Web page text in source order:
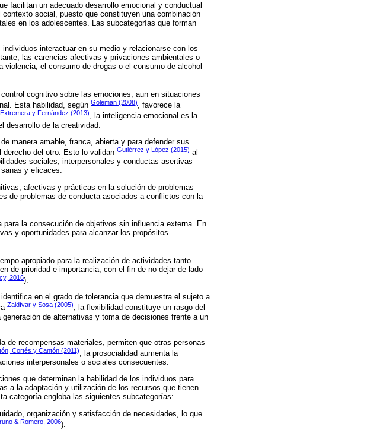
facilitan un adecuado desarrollo emocional y conductual
social, puesto que constituyen una combinación
en los adolescentes. Las subcategorías que forman
interactuar en su medio y relacionarse con los
las carencias afectivas y privaciones ambientales o
el consumo de drogas o el consumo de alcohol
cognitivo sobre las emociones, aun en situaciones
Esta habilidad, según Goleman (2008), favorece la
Extremera y Fernández (2013), la inteligencia emocional es la
desarrollo de la creatividad.
manera amable, franca, abierta y para defender sus
del otro. Esto lo validan Gutiérrez y López (2015) al
sociales, interpersonales y conductas asertivas
y eficaces.
afectivas y prácticas en la solución de problemas
de problemas de conducta asociados a conflictos con la
la consecución de objetivos sin influencia externa. En
y oportunidades para alcanzar los propósitos
apropiado para la realización de actividades tanto
de prioridad e importancia, con el fin de no dejar de lado
2016).
en el grado de tolerancia que demuestra el sujeto a
Zaldívar y Sosa (2005), la flexibilidad constituye un rasgo del
de alternativas y toma de decisiones frente a un
de recompensas materiales, permiten que otras personas
Cortés y Cantón (2011), la prosocialidad aumenta la
interpersonales o sociales consecuentes.
que determinan la habilidad de los individuos para
a la adaptación y utilización de los recursos que tienen
categoría engloba las siguientes subcategorías:
organización y satisfacción de necesidades, lo que
& Romero, 2006).